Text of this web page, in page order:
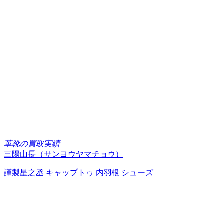
革靴の買取実績
三陽山長（サンヨウヤマチョウ）
謹製星之丞 キャップトゥ 内羽根 シューズ